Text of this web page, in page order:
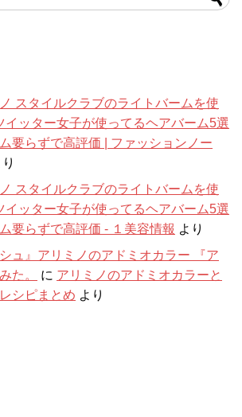
スタイルクラブのライトバームを使
イッター女子が使ってるヘアバーム5選
要らずで高評価 | ファッションノー
スタイルクラブのライトバームを使
イッター女子が使ってるヘアバーム5選
要らずで高評価 - １美容情報 より
ュ』アリミノのアドミオカラー 『ア
た。
に アリミノのアドミオカラーと
シピまとめ より